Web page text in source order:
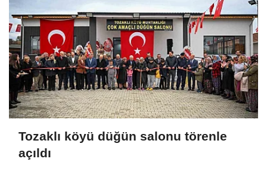
Tozaklı köyü düğün salonu törenle
açıldı